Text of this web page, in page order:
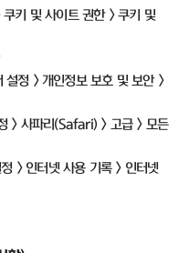
쿠키 및 사이트 권한>쿠키 및
설정>개인정보 보호 및 보안>
> 사파리 (Safari) > 고급> 모든
> 인터넷 사용 기록> 인터넷